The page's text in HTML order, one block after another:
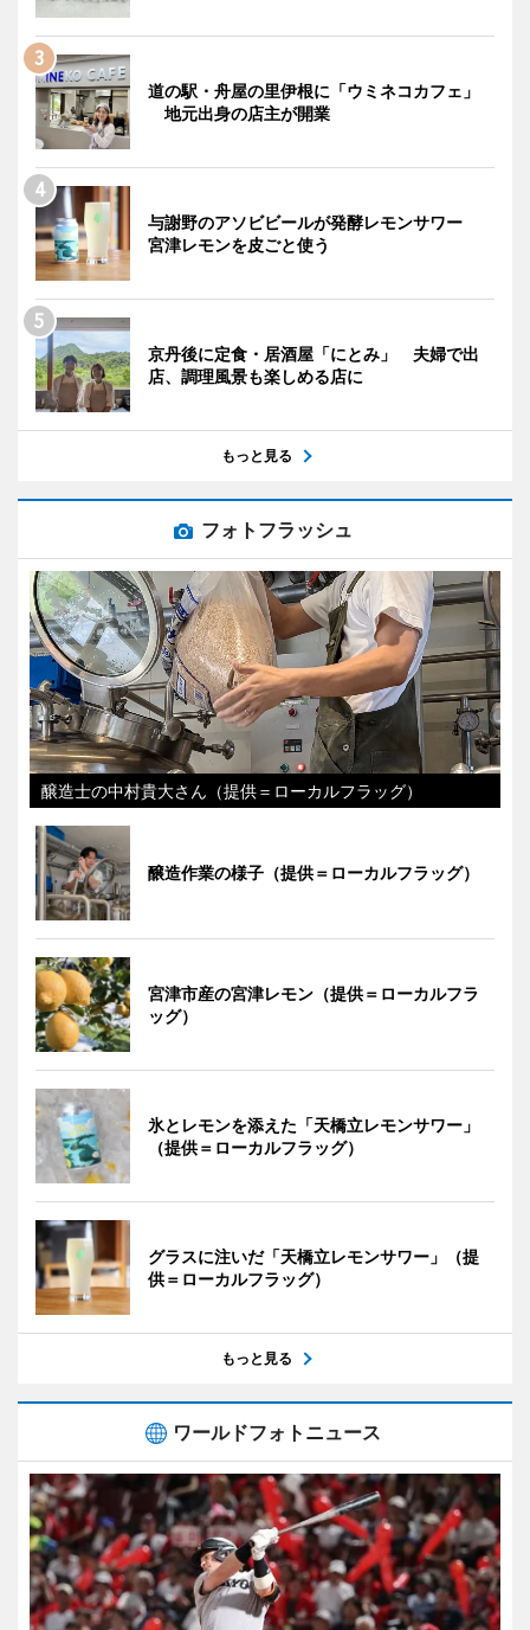
道の駅・舟屋の里伊根に「ウミネコカフェ」
地元出身の店主が開業
与謝野のアソビビールが発酵レモンサワー
宮津レモンを皮ごと使う
京丹後に定食・居酒屋「にとみ」 夫婦で出
店、調理風景も楽しめる店に
もっと見る
フォトフラッシュ
醸造士の中村貴大さん（提供＝ローカルフラッグ）
醸造作業の様子（提供＝ローカルフラッグ）
宮津市産の宮津レモン（提供＝ローカルフラ
ッグ）
氷とレモンを添えた「天橋立レモンサワー」
（提供＝ローカルフラッグ）
グラスに注いだ「天橋立レモンサワー」（提
供＝ローカルフラッグ）
もっと見る
ワールドフォトニュース